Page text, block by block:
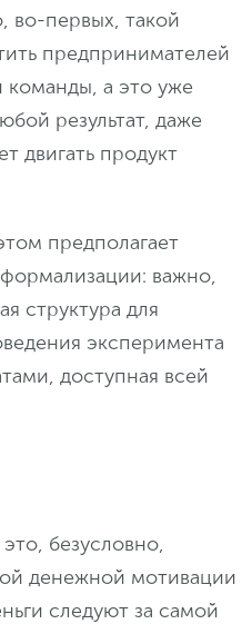
во-первых, такой
предпринимателей
команды, а это уже
результат, даже
двигать продукт
предполагает
важно,
структура для
эксперимента
доступная всей
безусловно,
денежной мотивации
следуют за самой